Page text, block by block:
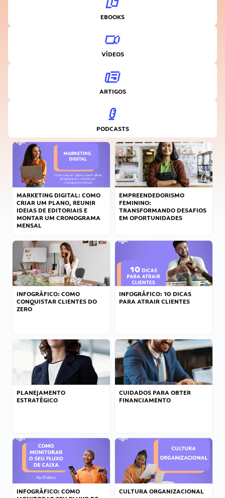
EBOOKS
VÍDEOS
ARTIGOS
PODCASTS
MARKETING DIGITAL: COMO
CRIAR UM PLANO, REUNIR
IDEIAS DE EDITORIAIS E
MONTAR UM CRONOGRAMA
MENSAL
EMPREENDEDORISMO
FEMININO:
TRANSFORMANDO DESAFIOS
EM OPORTUNIDADES
INFOGRÁFICO: COMO
CONQUISTAR CLIENTES DO
ZERO
INFOGRÁFICO: 10 DICAS
PARA ATRAIR CLIENTES
PLANEJAMENTO
ESTRATÉGICO
CUIDADOS PARA OBTER
FINANCIAMENTO
INFOGRÁFICO: COMO
CULTURA ORGANIZACIONAL